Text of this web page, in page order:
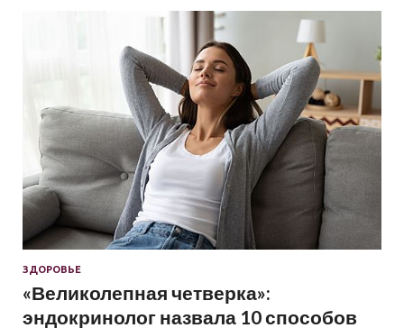
ЗДОРОВЬЕ
«Великолепная четверка»:
эндокринолог назвала 10 способов